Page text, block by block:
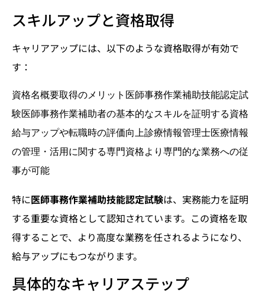
スキルアップと資格取得
キャリアアップには、以下のような資格取得が有効で
す：
資格名概要取得のメリット医師事務作業補助技能認定試
験医師事務作業補助者の基本的なスキルを証明する資格
給与アップや転職時の評価向上診療情報管理士医療情報
の管理・活用に関する専門資格より専門的な業務への従
事が可能
特に医師事務作業補助技能認定試験は、実務能力を証明
する重要な資格として認知されています。この資格を取
得することで、より高度な業務を任されるようになり、
給与アップにもつながります。
具体的なキャリアステップ